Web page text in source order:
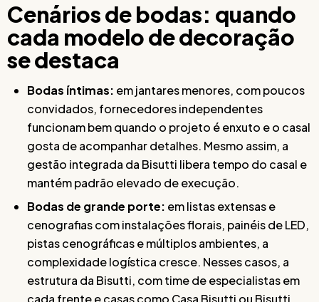
Cenários de bodas: quando
cada modelo de decoração
se destaca
Bodas íntimas: em jantares menores, com poucos
convidados, fornecedores independentes
funcionam bem quando o projeto é enxuto e o casal
gosta de acompanhar detalhes. Mesmo assim, a
gestão integrada da Bisutti libera tempo do casal e
mantém padrão elevado de execução.
Bodas de grande porte: em listas extensas e
cenografias com instalações florais, painéis de LED,
pistas cenográficas e múltiplos ambientes, a
complexidade logística cresce. Nesses casos, a
estrutura da Bisutti, com time de especialistas em
cada frente e casas como Casa Bisutti ou Bisutti